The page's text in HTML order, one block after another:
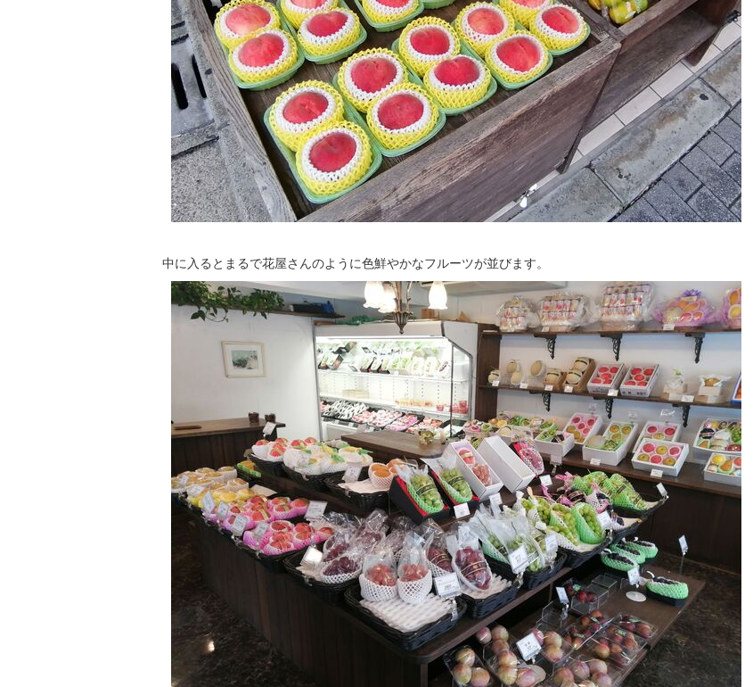
中に入るとまるで花屋さんのように色鮮やかなフルーツが並びます。